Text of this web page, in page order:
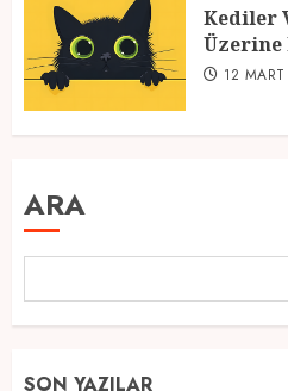
Kediler
12
ARA
SON YAZILAR